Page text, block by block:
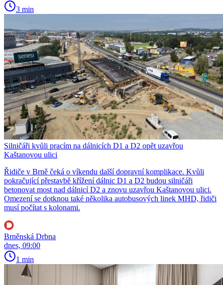
3 min
Silničáři kvůli pracím na dálnicích D1 a D2 opět uzavřou
Kaštanovou ulici
Řidiče v Brně čeká o víkendu další dopravní komplikace. Kvůli
pokračující přestavbě křížení dálnic D1 a D2 budou silničáři
betonovat most nad dálnicí D2 a znovu uzavřou Kaštanovou ulici.
Omezení se dotknou také několika autobusových linek MHD, řidiči
musí počítat s kolonami.
Brněnská Drbna
dnes, 09:00
1 min